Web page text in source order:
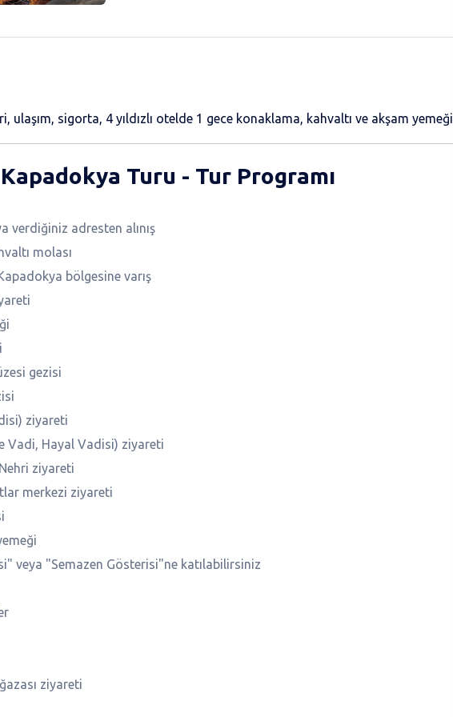
ulaşım, sigorta, 4 yıldızlı otelde 1 gece konaklama, kahvaltı ve akşam yemeği
Turu - Tur Programı
verdiğiniz adresten alınış
molası
bölgesine varış
gezisi
ziyareti
Vadi, Hayal Vadisi) ziyareti
ziyareti
merkezi ziyareti
veya "Semazen Gösterisi"ne katılabilirsiniz
ziyareti